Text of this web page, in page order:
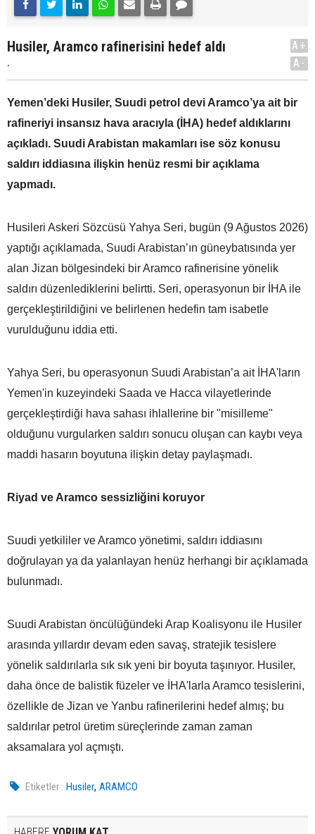
Husiler, Aramco rafinerisini hedef aldı
.
A+
A-
Yemen’deki Husiler, Suudi petrol devi Aramco’ya ait bir
rafineriyi insansız hava aracıyla (İHA) hedef aldıklarını
açıkladı. Suudi Arabistan makamları ise söz konusu
saldırı iddiasına ilişkin henüz resmi bir açıklama
yapmadı.
Husileri Askeri Sözcüsü Yahya Seri, bugün (9 Ağustos 2026)
yaptığı açıklamada, Suudi Arabistan’ın güneybatısında yer
alan Jizan bölgesindeki bir Aramco rafinerisine yönelik
saldırı düzenlediklerini belirtti. Seri, operasyonun bir İHA ile
gerçekleştirildiğini ve belirlenen hedefin tam isabetle
vurulduğunu iddia etti.
Yahya Seri, bu operasyonun Suudi Arabistan’a ait İHA'ların
Yemen'in kuzeyindeki Saada ve Hacca vilayetlerinde
gerçekleştirdiği hava sahası ihlallerine bir "misilleme"
olduğunu vurgularken saldırı sonucu oluşan can kaybı veya
maddi hasarın boyutuna ilişkin detay paylaşmadı.
Riyad ve Aramco sessizliğini koruyor
Suudi yetkililer ve Aramco yönetimi, saldırı iddiasını
doğrulayan ya da yalanlayan henüz herhangi bir açıklamada
bulunmadı.
Suudi Arabistan öncülüğündeki Arap Koalisyonu ile Husiler
arasında yıllardır devam eden savaş, stratejik tesislere
yönelik saldırılarla sık sık yeni bir boyuta taşınıyor. Husiler,
daha önce de balistik füzeler ve İHA'larla Aramco tesislerini,
özellikle de Jizan ve Yanbu rafinerilerini hedef almış; bu
saldırılar petrol üretim süreçlerinde zaman zaman
aksamalara yol açmıştı.
Etiketler : Husiler,ARAMCO